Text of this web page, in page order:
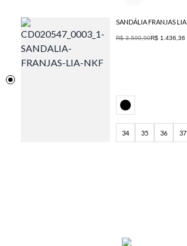
SANDÁLIA FRANJAS LIA
R$ 3.590,90R$ 1.436,36
34 35 36 37